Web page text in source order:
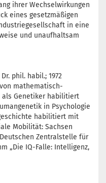
ihrer Wechselwirkungen
eines gesetzmäßigen
in eine
und unaufhaltsam
phil. habil.; 1972
mathematisch-
als Genetiker habilitiert
in Psychologie
habilitiert mit
Mobilität: Sachsen
Deutschen Zentralstelle für
„Die IQ-Falle: Intelligenz,